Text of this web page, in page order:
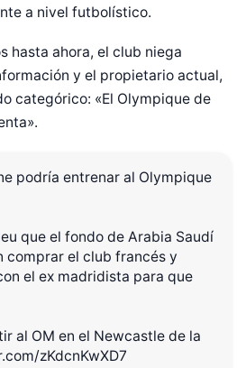
a nivel futbolístico.
hasta ahora, el club niega
y el propietario actual,
categórico: «El Olympique de
podría entrenar al Olympique
que el fondo de Arabia Saudí
comprar el club francés y
el ex madridista para que
al OM en el Newcastle de la
zKdcnKwXD7